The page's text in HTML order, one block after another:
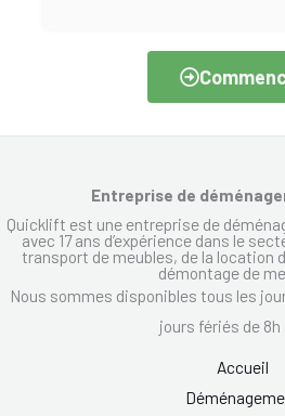
Entreprise de
Quicklift est une entreprise de
avec 17 ans d’expérience dans le
transport de meubles, de la location
démontage de
Nous sommes disponibles tous les
jours fériés de 8h
Accueil